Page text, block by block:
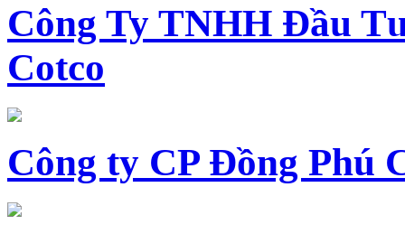
Công Ty TNHH Đầu
Cotco
Công ty CP Đồng Phú